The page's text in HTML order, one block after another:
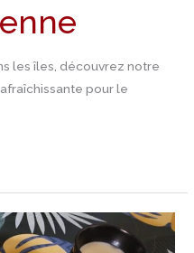
les îles, découvrez notre
pour le